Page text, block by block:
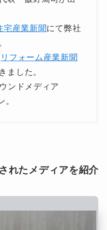
宅産業新聞にて弊社
リフォーム産業新聞
ました。
ンドメディア
。
れたメディアを紹介